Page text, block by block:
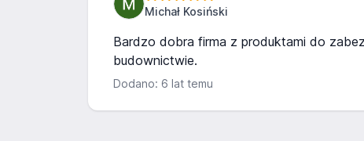
Michał Kosiński
Bardzo dobra firma z produktami do
budownictwie.
Dodano: 6 lat temu